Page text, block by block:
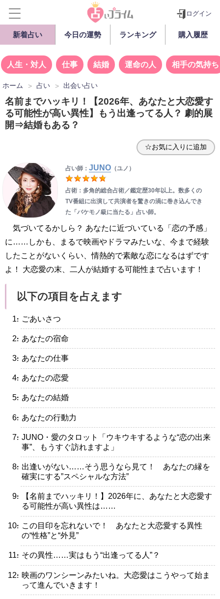
ログイン
新着占い 今日の運勢 ランキング 購入履歴
人生・対人 仕事 結婚 運命の人 相手の気持ち
ホーム 占い 出会い占い
名前までハッキリ！【2026年、あなたと大恋愛す
る可能性が高い異性】もう出逢ってる人？ 劇的展
開⇒結婚もある？
☆お気に入りに追加
占い師： JUNO（ユノ）
占術：多角的総合占術／鑑定歴30年以上。数多くの
TV番組に出演して共演者を驚きの渦に巻き込んでき
た「バケモノ級に当たる」占い師。
気づいてるかしら？ あなたに近づいている「恋の予感」
に……しかも、まるで映画やドラマみたいな、今まで経験
したことがないくらい、情熱的で素敵な恋になるはずです
よ！ 大恋愛の末、二人が結婚する可能性まで占います！
以下の項目を占えます
・ごあいさつ
・あなたの宿命
・あなたの仕事
・あなたの恋愛
・あなたの結婚
・あなたの行動力
・JUNO・愛のタロット「ウキウキするような“恋の出来
事”、もうすぐ訪れますよ」
・出逢いがない……そう思うなら見て！ あなたの縁を
確実にする”スペシャルな方法”
・【名前までハッキリ！】2026年に、あなたと大恋愛す
る可能性が高い異性は……
・この目印を忘れないで！ あなたと大恋愛する異性
の“性格”と“外見”
・その異性……実はもう“出逢ってる人”？
・映画のワンシーンみたいね。大恋愛はこうやって始ま
って進んでいきます！